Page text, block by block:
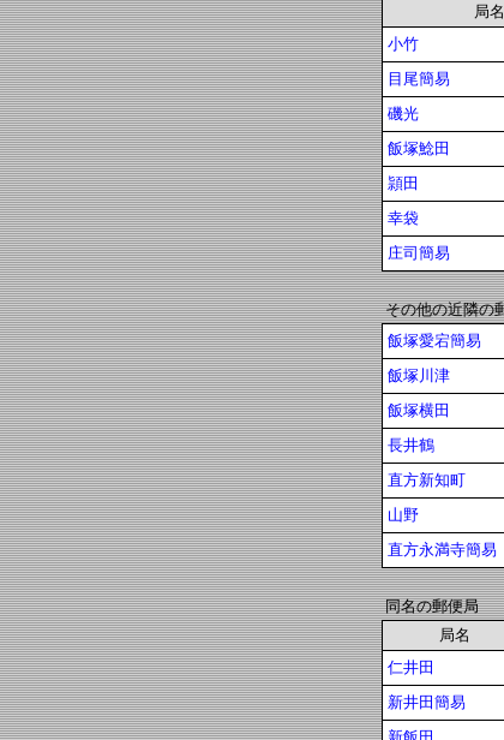
局名
小竹
目尾簡易
磯光
飯塚鯰田
頴田
幸袋
庄司簡易
その他の近隣の
飯塚愛宕簡易
飯塚川津
飯塚横田
長井鶴
直方新知町
山野
直方永満寺簡易
同名の郵便局
局名
仁井田
新井田簡易